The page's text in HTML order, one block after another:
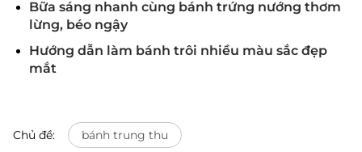
Bữa sáng nhanh cùng bánh trứng nướng thơm
lừng, béo ngậy
Hướng dẫn làm bánh trôi nhiều màu sắc đẹp
mắt
Chủ đề: bánh trung thu